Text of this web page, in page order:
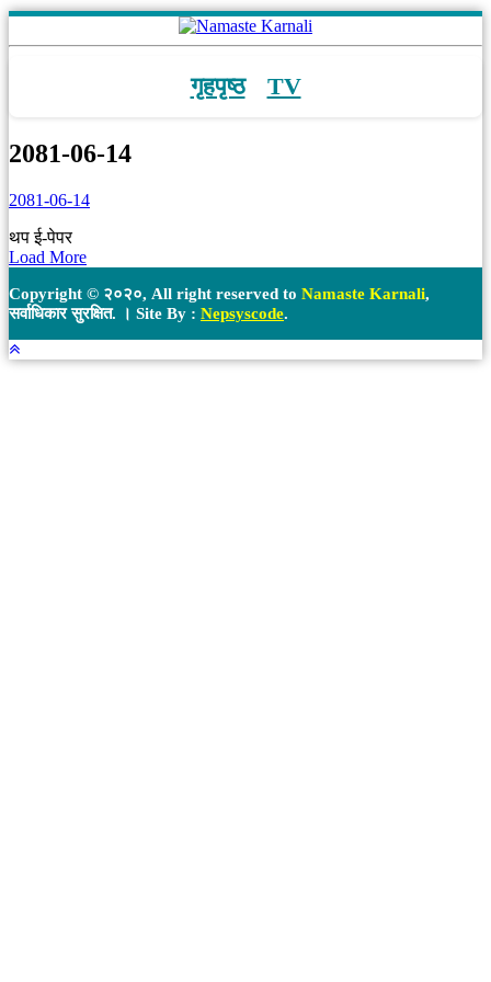
गृहपृष्ठ TV
2081-06-14
2081-06-14
थप ई-पेपर
Load More
Copyright © २०२०, All right reserved to Namaste Karnali,
सर्वाधिकार सुरक्षित. । Site By : Nepsyscode.